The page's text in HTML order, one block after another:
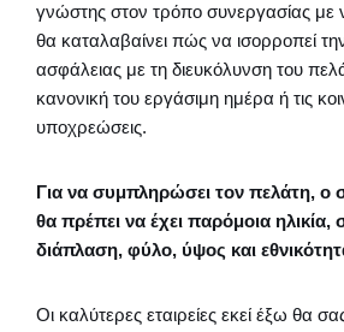
γνώστης στον τρόπο συνεργασίας με
θα καταλαβαίνει πώς να ισορροπεί
ασφάλειας με τη διευκόλυνση του
κανονική του εργάσιμη ημέρα ή τις
υποχρεώσεις.
Για να συμπληρώσει τον πελάτη,
θα πρέπει να έχει παρόμοια ηλικία,
διάπλαση, φύλο, ύψος και
Οι καλύτερες εταιρείες εκεί έξω θα